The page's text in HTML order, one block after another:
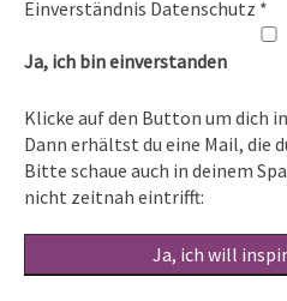
Einverständnis Datenschutz *
Ja, ich bin einverstanden
Klicke auf den Button um dich
Dann erhältst du eine Mail, die
Bitte schaue auch in deinem
nicht zeitnah eintrifft:
Rechtliches
Impressum
Datenschutz
© 2026 Spirit on earth |